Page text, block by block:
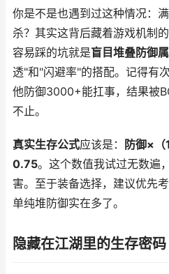
你是不是也遇到过这种情况：
杀？其实这背后藏着游戏机制
容易踩的坑就是盲目堆叠防御
透"和"闪避率"的搭配。记得有
他防御3000+能扛事，结果被
不止。
真实生存公式应该是：
防御×
0.75。这个数值我试过无数遍
害。至于装备选择，建议优先
单纯堆防御实在多了。
隐藏在江湖里的生存密码